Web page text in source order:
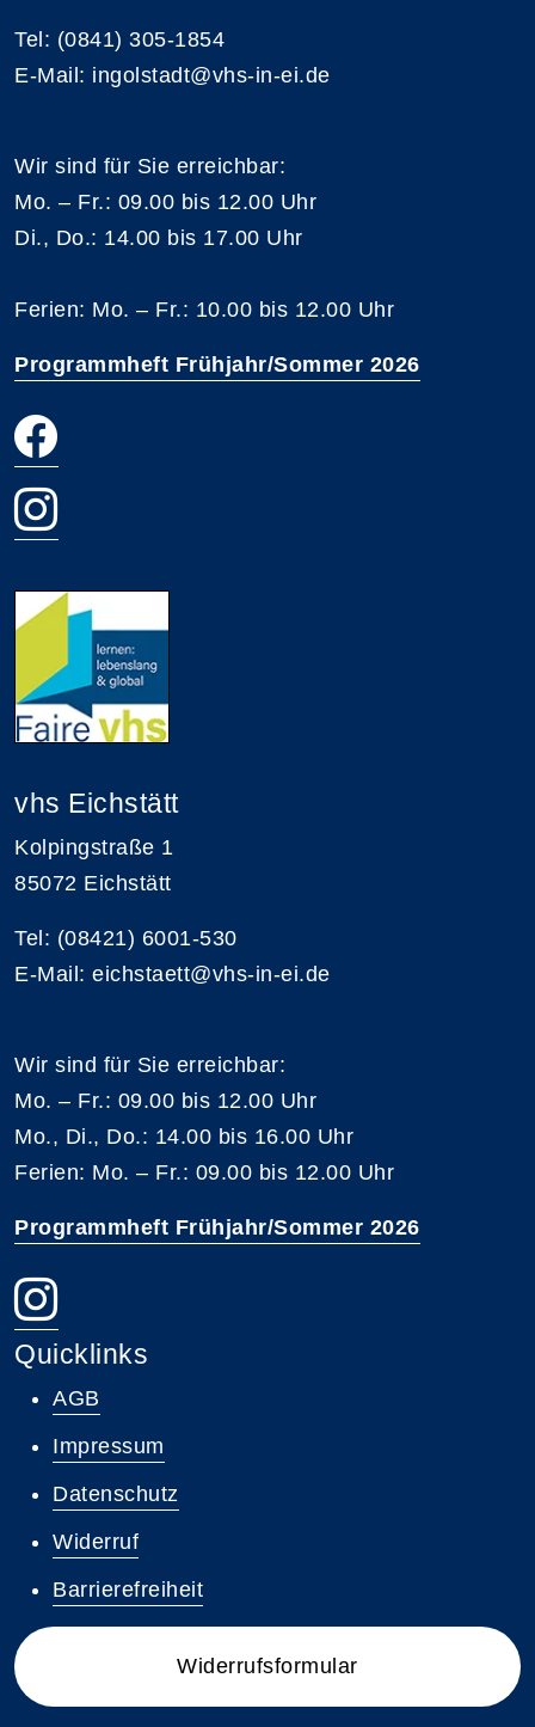
Tel: (0841) 305-1854
E-Mail: ingolstadt@vhs-in-ei.de
Wir sind für Sie erreichbar:
Mo. – Fr.: 09.00 bis 12.00 Uhr
Di., Do.: 14.00 bis 17.00 Uhr
Ferien: Mo. – Fr.: 10.00 bis 12.00 Uhr
Programmheft Frühjahr/Sommer 2026
vhs Eichstätt
Kolpingstraße 1
85072 Eichstätt
Tel: (08421) 6001-530
E-Mail: eichstaett@vhs-in-ei.de
Wir sind für Sie erreichbar:
Mo. – Fr.: 09.00 bis 12.00 Uhr
Mo., Di., Do.: 14.00 bis 16.00 Uhr
Ferien: Mo. – Fr.: 09.00 bis 12.00 Uhr
Programmheft Frühjahr/Sommer 2026
Quicklinks
AGB
Impressum
Datenschutz
Widerruf
Barrierefreiheit
Widerrufsformular